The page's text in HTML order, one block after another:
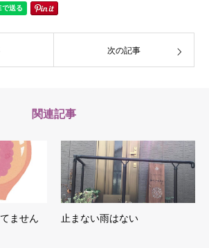
次の記事
関連記事
ません
止まない雨はない